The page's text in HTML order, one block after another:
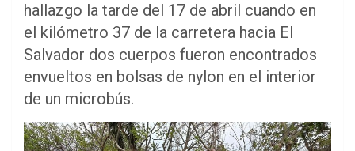
hallazgo la tarde del 17 de abril cuando en
el kilómetro 37 de la carretera hacia El
Salvador dos cuerpos fueron encontrados
envueltos en bolsas de nylon en el interior
de un microbús.